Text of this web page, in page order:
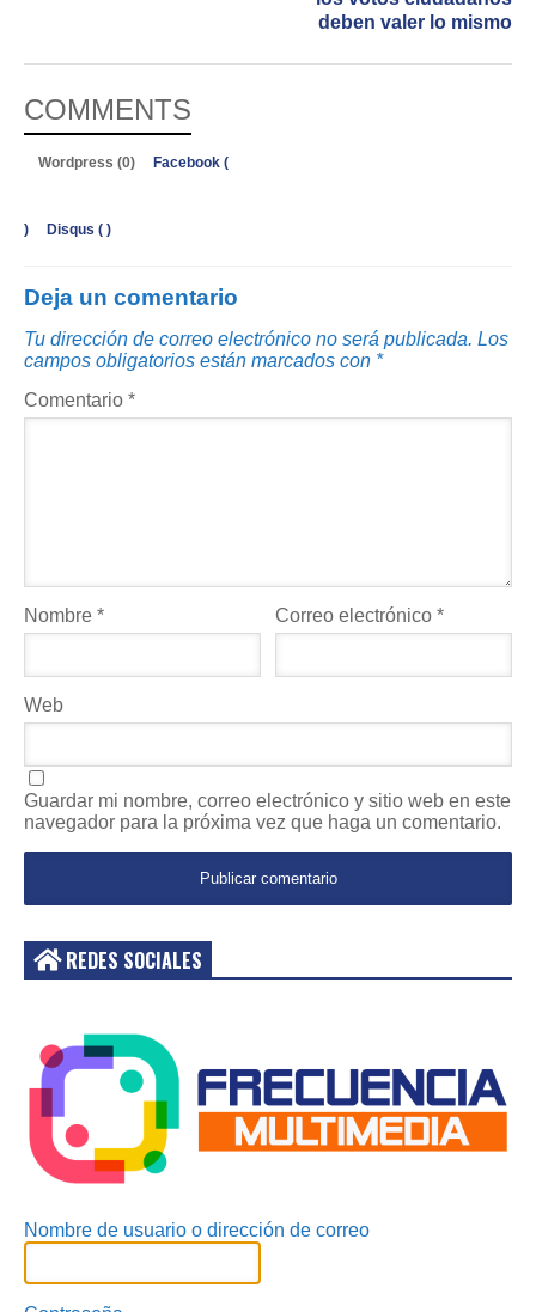
deben valer lo mismo
COMMENTS
Wordpress (0) Facebook (
) Disqus ( )
Deja un comentario
Tu dirección de correo electrónico no será publicada. Los
campos obligatorios están marcados con *
Comentario *
Nombre * Correo electrónico*
Web
Guardar mi nombre, correo electrónico y sitio web en este
navegador para la próxima vez que haga un comentario.
REDES SOCIALES
Nombre de usuario o dirección de correo